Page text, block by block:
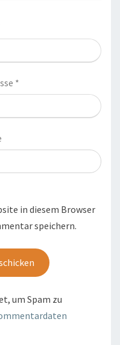
*
in diesem Browser
speichern.
um Spam zu